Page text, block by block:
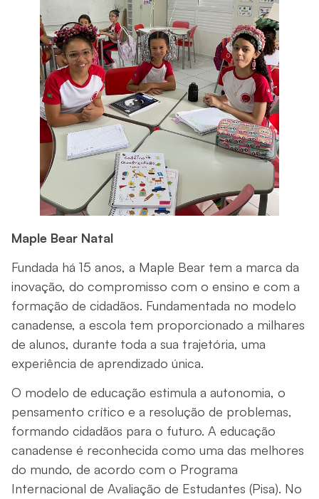
Maple Bear Natal
Fundada há 15 anos, a Maple Bear tem a marca da
inovação, do compromisso com o ensino e com a
formação de cidadãos. Fundamentada no modelo
canadense, a escola tem proporcionado a milhares
de alunos, durante toda a sua trajetória, uma
experiência de aprendizado única.
O modelo de educação estimula a autonomia, o
pensamento crítico e a resolução de problemas,
formando cidadãos para o futuro. A educação
canadense é reconhecida como uma das melhores
do mundo, de acordo com o Programa
Internacional de Avaliação de Estudantes (Pisa). No